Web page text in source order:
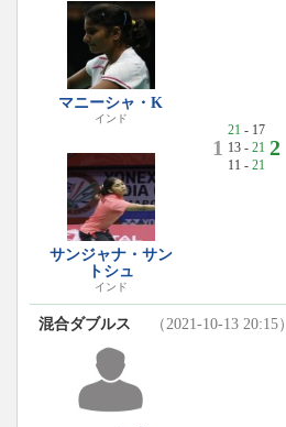
マニーシャ・K
インド
サンジャナ・サン
トシュ
インド
1
21 - 17
13 - 21
11 - 21
2
混合ダブルス （2021-10-13 20:15）